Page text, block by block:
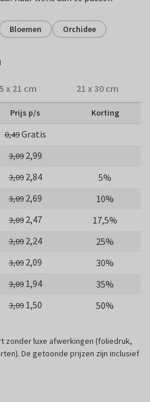
Bloemen Orchidee
x 21 cm 21 x 30 cm
Prijs p/s Korting
0,49Gratis
3,09 2,99
3,09 2,84
5%
3,09 2,69
10%
3,09 2,47
17,5%
3,09 2,24
25%
3,09 2,09
30%
3,09 1,94
35%
3,09 1,50 50%
zonder luxe afwerkingen (foliedruk,
De getoonde prijzen zijn inclusief